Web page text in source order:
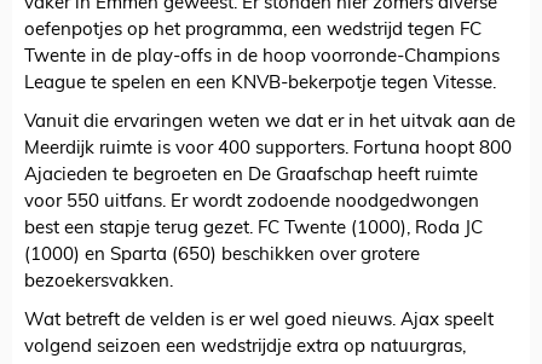
vaker in Emmen geweest. Er stonden hier zomers diverse
oefenpotjes op het programma, een wedstrijd tegen FC
Twente in de play-offs in de hoop voorronde-Champions
League te spelen en een KNVB-bekerpotje tegen Vitesse.
Vanuit die ervaringen weten we dat er in het uitvak aan de
Meerdijk ruimte is voor 400 supporters. Fortuna hoopt 800
Ajacieden te begroeten en De Graafschap heeft ruimte
voor 550 uitfans. Er wordt zodoende noodgedwongen
best een stapje terug gezet. FC Twente (1000), Roda JC
(1000) en Sparta (650) beschikken over grotere
bezoekersvakken.
Wat betreft de velden is er wel goed nieuws. Ajax speelt
volgend seizoen een wedstrijdje extra op natuurgras,